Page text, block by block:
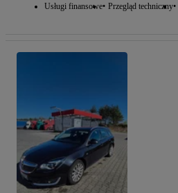
Usługi finansowe Przegląd techniczny